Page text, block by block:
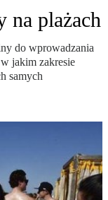
na plażach
do wprowadzania
jakim zakresie
samych